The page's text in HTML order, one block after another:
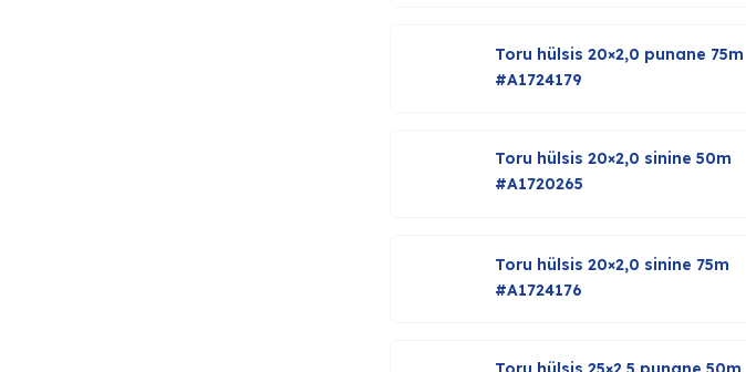
Toru hülsis 20×2,0 punane 75m
#A1724179
Toru hülsis 20×2,0 sinine 50m
#A1720265
Toru hülsis 20×2,0 sinine 75m
#A1724176